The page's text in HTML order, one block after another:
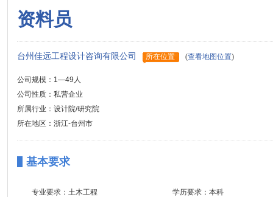
资料员
台州佳远工程设计咨询有限公司 所在位置 (查看地图位置)
公司规模：1—49人
公司性质：私营企业
所属行业：设计院/研究院
所在地区：浙江-台州市
基本要求
专业要求： 土木工程 学历要求： 本科